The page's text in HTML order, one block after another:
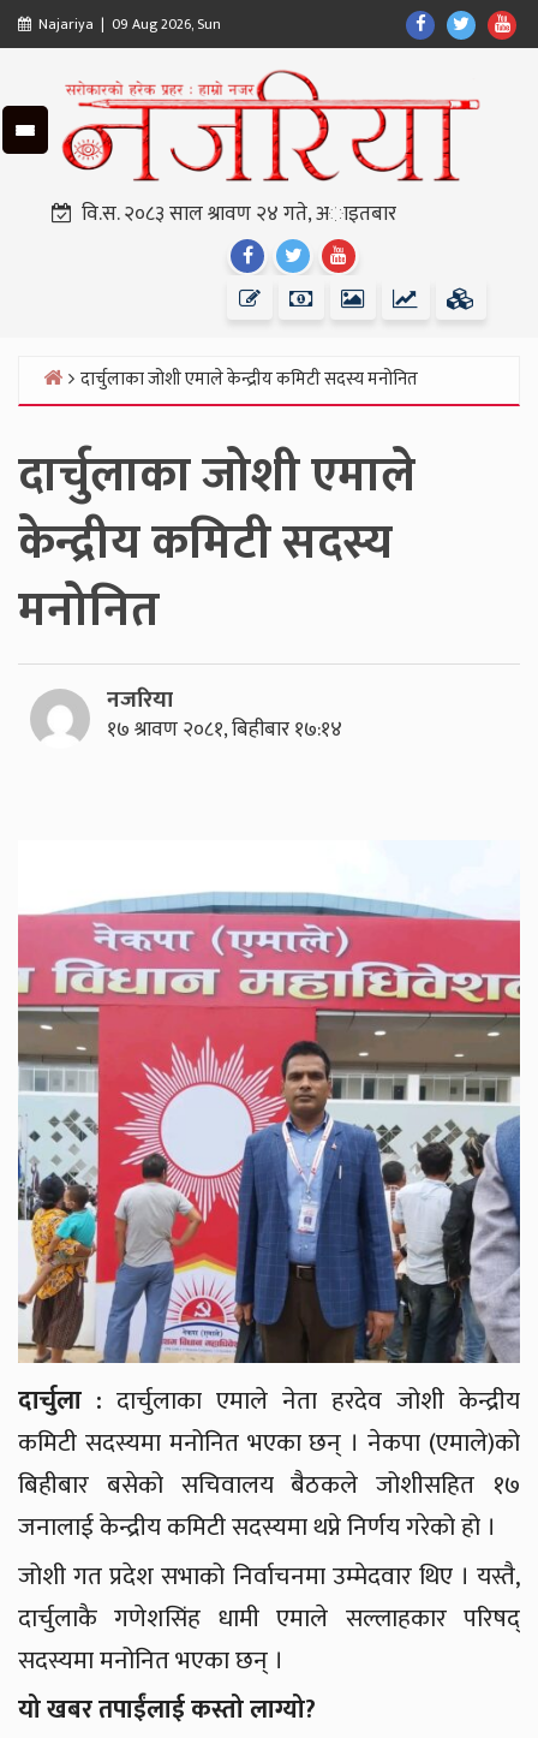
Skip
to
content
Najariya | 09 Aug 2026, Sun
Find
Us
Facebook
Find
Us
Twitter
Us
वि.स. २०८३ साल श्रावण २४ गते, अाइतबार
Find
Us
Facebook
Find
Us
Twitter
Find
Us
Youtube
Home
दार्चुलाका जोशी एमाले केन्द्रीय कमिटी सदस्य मनोनित
दार्चुलाका जोशी एमाले
केन्द्रीय कमिटी सदस्य
मनोनित
नजरिया
१७ श्रावण २०८१, बिहीबार १७:१४
दार्चुला : दार्चुलाका एमाले नेता हरदेव जोशी केन्द्रीय
कमिटी सदस्यमा मनोनित भएका छन् । नेकपा (एमाले)को
बिहीबार बसेको सचिवालय बैठकले जोशीसहित १७
जनालाई केन्द्रीय कमिटी सदस्यमा थप्ने निर्णय गरेको हो ।
जोशी गत प्रदेश सभाको निर्वाचनमा उम्मेदवार थिए । यस्तै,
दार्चुलाकै गणेशसिंह धामी एमाले सल्लाहकार परिषद्
सदस्यमा मनोनित भएका छन् ।
यो खबर तपाईंलाई कस्तो लाग्यो?